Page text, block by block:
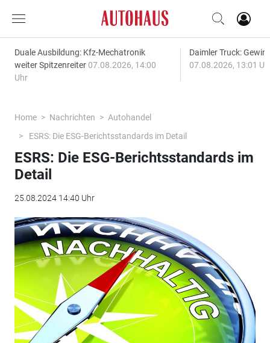
Duale Ausbildung: Kfz-Mechatronik
weiter Spitzenreiter 07.08.2026, 14:00
Uhr
Daimler Truck:
07.08.2026, 13:01
Home Nachrichten
Autohandel
ESRS: Die ESG-Berichtsstandards im Detail
ESRS: Die ESG-Berichtsstandards im
Detail
25.08.2024 14:40 Uhr